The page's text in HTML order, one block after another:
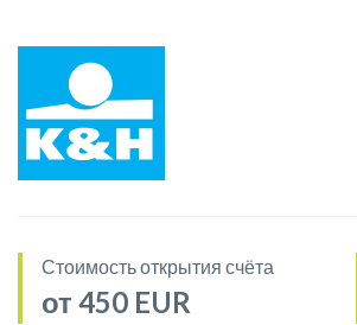
Стоимость открытия счёта
от 450 EUR